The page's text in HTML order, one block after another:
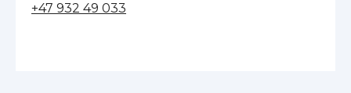
+47 932 49 033